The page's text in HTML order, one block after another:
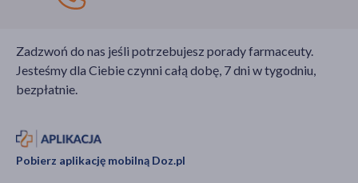
Zadzwoń do nas jeśli potrzebujesz porady farmaceuty.
Jesteśmy dla Ciebie czynni całą dobę, 7 dni w tygodniu,
bezpłatnie.
Pobierz aplikację mobilną Doz.pl